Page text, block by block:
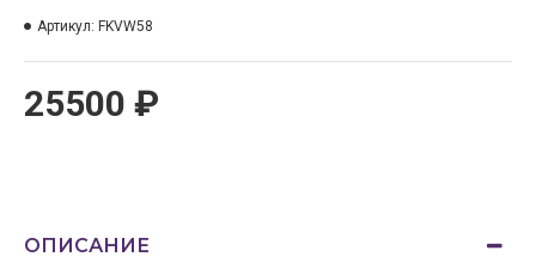
25500 ₽
Артикул: FKVW58
ОПИСАНИЕ